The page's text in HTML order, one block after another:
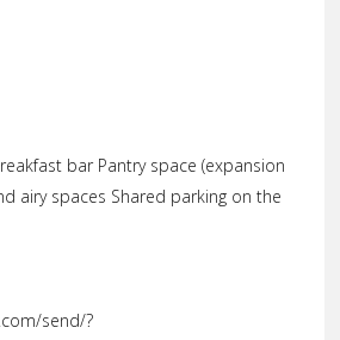
bar Pantry space (expansion
airy spaces Shared parking on the
send/?